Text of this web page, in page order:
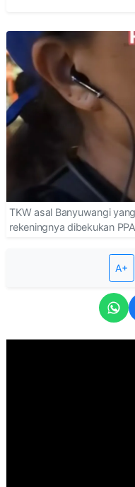
TKW asal Banyuwangi
rekeningnya dibekukan
A+